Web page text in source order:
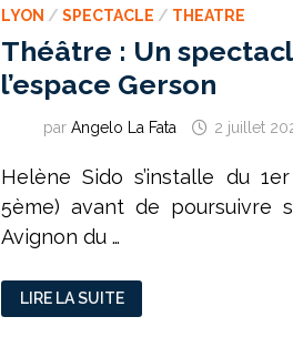
LYON / SPECTACLE / THEATRE
Théâtre : Un
l’espace Gerson
par Angelo La Fata 2 juillet
Helène Sido s’installe du
5ème) avant de poursuivre
Avignon du …
THÉÂTRE
:
UN
LIRE LA SUITE